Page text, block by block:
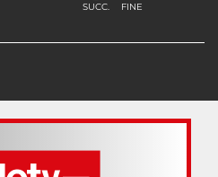
SUCC. FINE